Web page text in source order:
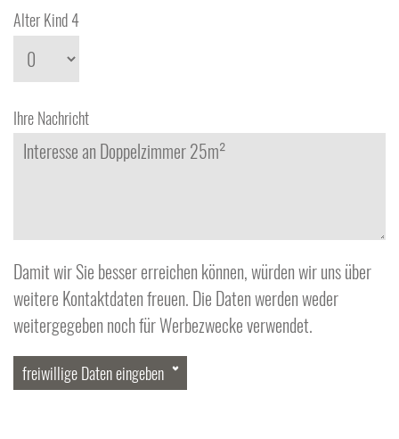
Alter Kind 4
Ihre Nachricht
Damit wir Sie besser erreichen können, würden wir uns über
weitere Kontaktdaten freuen. Die Daten werden weder
weitergegeben noch für Werbezwecke verwendet.
freiwillige Daten eingeben